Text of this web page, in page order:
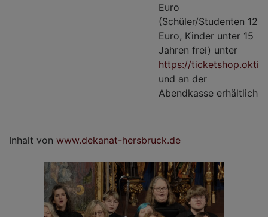
Euro
(Schüler/Studenten 12
Euro, Kinder unter 15
Jahren frei) unter
https://
und an der
Abendkasse erhältlich
Inhalt von www.dekanat-hersbruck.de